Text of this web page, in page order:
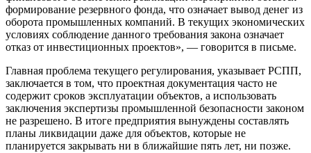
формирование резервного фонда, что означает вывод денег из
оборота промышленных компаний. В текущих экономических
условиях соблюдение данного требования закона означает
отказ от инвестиционных проектов», — говорится в письме.
Главная проблема текущего регулирования, указывает РСПП,
заключается в том, что проектная документация часто не
содержит сроков эксплуатации объектов, а использовать
заключения экспертизы промышленной безопасности законом
не разрешено. В итоге предприятия вынуждены составлять
планы ликвидации даже для объектов, которые не
планируется закрывать ни в ближайшие пять лет, ни позже.